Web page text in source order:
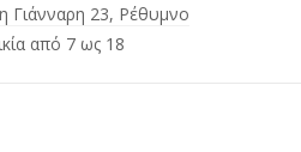
Γιάνναρη 23, Ρέθυμνο
από 7 ως 18